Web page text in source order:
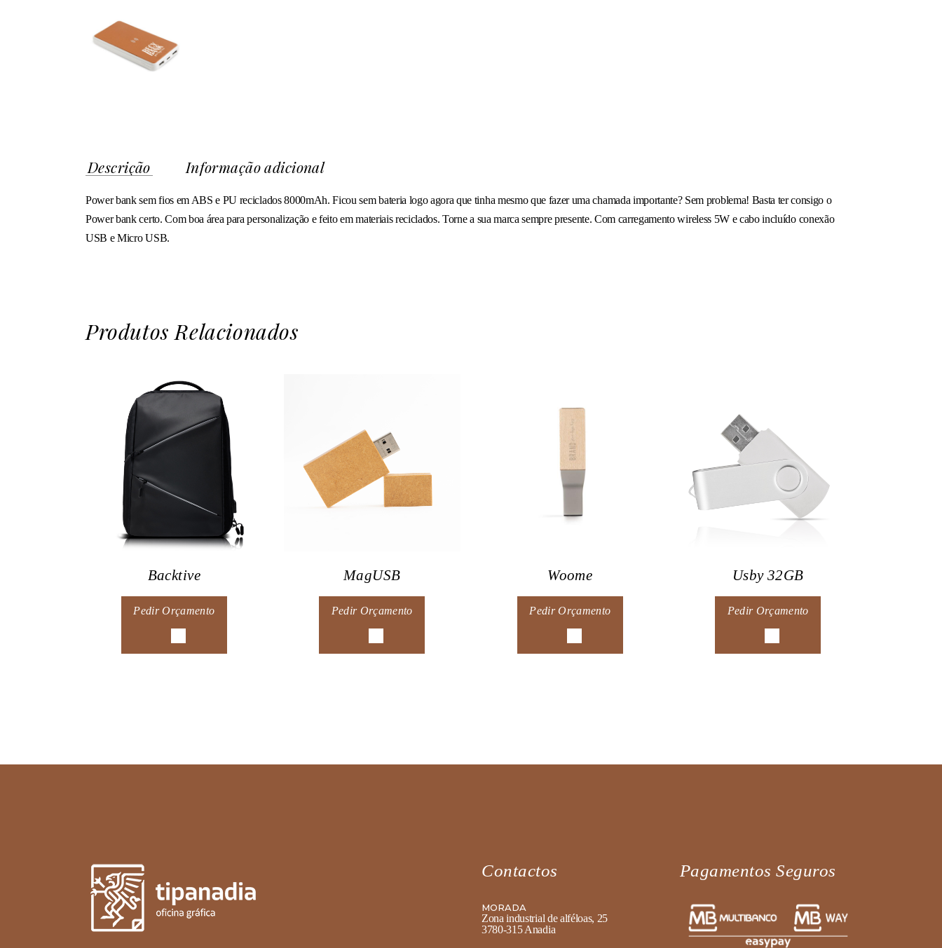
Descrição Informação adicional
Power bank sem fios em ABS e PU reciclados 8000mAh. Ficou sem bateria logo agora que tinha mesmo que fazer uma chamada importante? Sem problema! Basta ter consigo o
Power bank certo. Com boa área para personalização e feito em materiais reciclados. Torne a sua marca sempre presente. Com carregamento wireless 5W e cabo incluído conexão
USB e Micro USB.
Produtos Relacionados
Backtive
Pedir Orçamento
MagUSB
Pedir Orçamento
Woome
Pedir Orçamento
Usby 32GB
Pedir Orçamento
Contactos
MORADA
Zona industrial de alféloas, 25
3780-315 Anadia
Pagamentos Seguros